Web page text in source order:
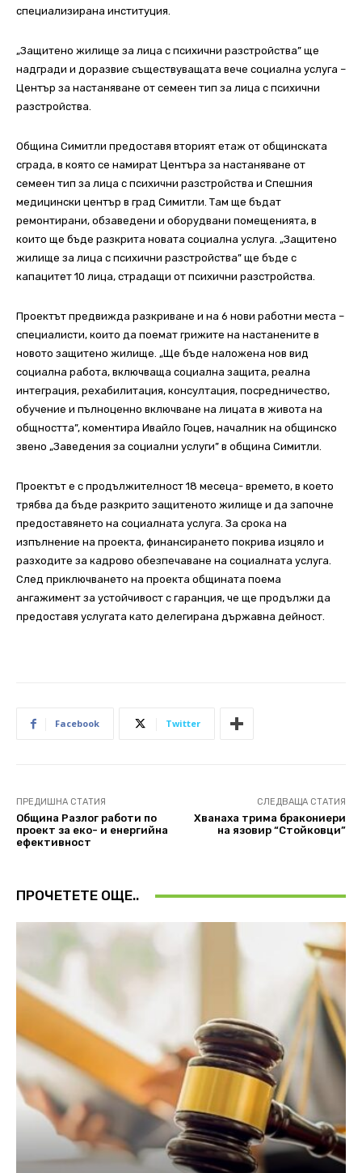
специализирана институция.
„Защитено жилище за лица с психични разстройства” ще
надгради и доразвие съществуващата вече социална услуга –
Център за настаняване от семеен тип за лица с психични
разстройства.
Община Симитли предоставя вторият етаж от общинската
сграда, в която се намират Центъра за настаняване от
семеен тип за лица с психични разстройства и Спешния
медицински център в град Симитли. Там ще бъдат
ремонтирани, обзаведени и оборудвани помещенията, в
които ще бъде разкрита новата социална услуга. „Защитено
жилище за лица с психични разстройства” ще бъде с
капацитет 10 лица, страдащи от психични разстройства.
Проектът предвижда разкриване и на 6 нови работни места –
специалисти, които да поемат грижите на настанените в
новото защитено жилище. „Ще бъде наложена нов вид
социална работа, включваща социална защита, реална
интеграция, рехабилитация, консултация, посредничество,
обучение и пълноценно включване на лицата в живота на
общността”, коментира Ивайло Гоцев, началник на общинско
звено „Заведения за социални услуги” в община Симитли.
Проектът е с продължителност 18 месеца- времето, в което
трябва да бъде разкрито защитеното жилище и да започне
предоставянето на социалната услуга. За срока на
изпълнение на проекта, финансирането покрива изцяло и
разходите за кадрово обезпечаване на социалната услуга.
След приключването на проекта общината поема
ангажимент за устойчивост с гаранция, че ще продължи да
предоставя услугата като делегирана държавна дейност.
Facebook Twitter
ПРЕДИШНА СТАТИЯ
Община Разлог работи по
проект за еко- и енергийна
ефективност
СЛЕДВАЩА СТАТИЯ
Хванаха трима бракониери
на язовир “Стойковци”
ПРОЧЕТЕТЕ ОЩЕ..